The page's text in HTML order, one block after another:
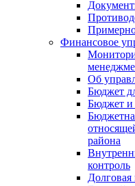
Финансовое
Об
Бюджет
Бюджет и
района
контроль
Долговая